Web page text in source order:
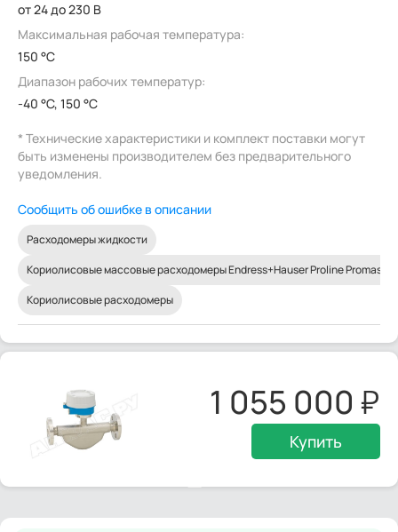
от 24 до 230 В
Максимальная рабочая температура:
150 °C
Диапазон рабочих температур:
-40 °C, 150 °C
* Технические характеристики и комплект поставки могут
быть изменены производителем без предварительного
уведомления.
Сообщить об ошибке в описании
Расходомеры жидкости
Кориолисовые массовые расходомеры Endress+Hauser Proline Promass
Кориолисовые расходомеры
1 055 000
Купить